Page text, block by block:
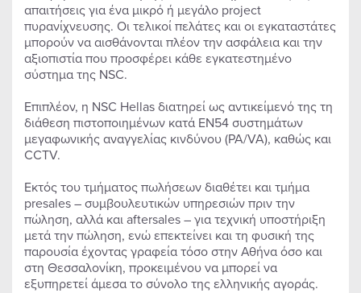
απαιτήσεις για ένα μικρό ή μεγάλο project
πυρανίχνευσης. Οι τελικοί πελάτες και οι εγκαταστάτες
μπορούν να αισθάνονται πλέον την ασφάλεια και την
αξιοπιστία που προσφέρει κάθε εγκατεστημένο
σύστημα της NSC.
Επιπλέον, η NSC Hellas διατηρεί ως αντικείμενό της τη
διάθεση πιστοποιημένων κατά ΕΝ54 συστημάτων
μεγαφωνικής αναγγελίας κινδύνου (PA/VA), καθώς και
CCTV.
Εκτός του τμήματος πωλήσεων διαθέτει και τμήμα
presales – συμβουλευτικών υπηρεσιών πριν την
πώληση, αλλά και aftersales – για τεχνική υποστήριξη
μετά την πώληση, ενώ επεκτείνει και τη φυσική της
παρουσία έχοντας γραφεία τόσο στην Αθήνα όσο και
στη Θεσσαλονίκη, προκειμένου να μπορεί να
εξυπηρετεί άμεσα το σύνολο της ελληνικής αγοράς.